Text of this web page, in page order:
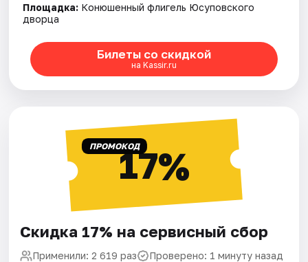
Площадка: Конюшенный флигель Юсуповского
дворца
Билеты со скидкой
на Kassir.ru
ПРОМОКОД17%
Скидка 17% на сервисный сбор
Применили: 2 619 раз Проверено: 1 минуту назад